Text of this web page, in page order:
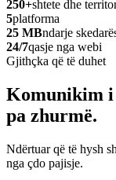
250+shtete dhe
5platforma
25 MBndarje
24/7qasje nga webi
Gjithçka që të duhet
Komunikim i
pa zhurmë.
Ndërtuar që të hysh
nga çdo pajisje.